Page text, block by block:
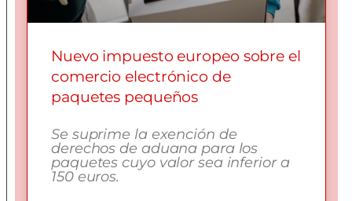
Nuevo impuesto europeo sobre el
comercio electrónico de
paquetes pequeños
Se suprime la exención de
derechos de aduana para los
paquetes cuyo valor sea inferior a
150 euros.